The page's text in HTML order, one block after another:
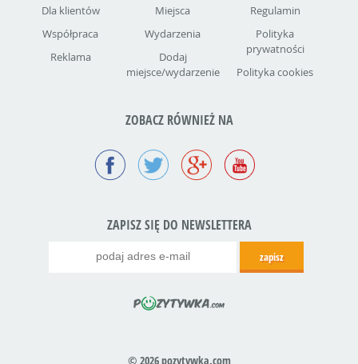
Dla klientów
Współpraca
Reklama
Miejsca
Wydarzenia
Dodaj
miejsce/wydarzenie
Regulamin
Polityka
prywatności
Polityka cookies
ZOBACZ RÓWNIEŻ NA
ZAPISZ SIĘ DO NEWSLETTERA
© 2026 pozytywka.com